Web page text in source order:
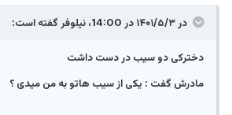
در ۱۴۰۱/۵/۳ در 14:00، نیلوفرگفته است:
دخترکی دو سیب در دست داشت
مادرش گفت : یکی از سیب هاتو به من میدی ؟